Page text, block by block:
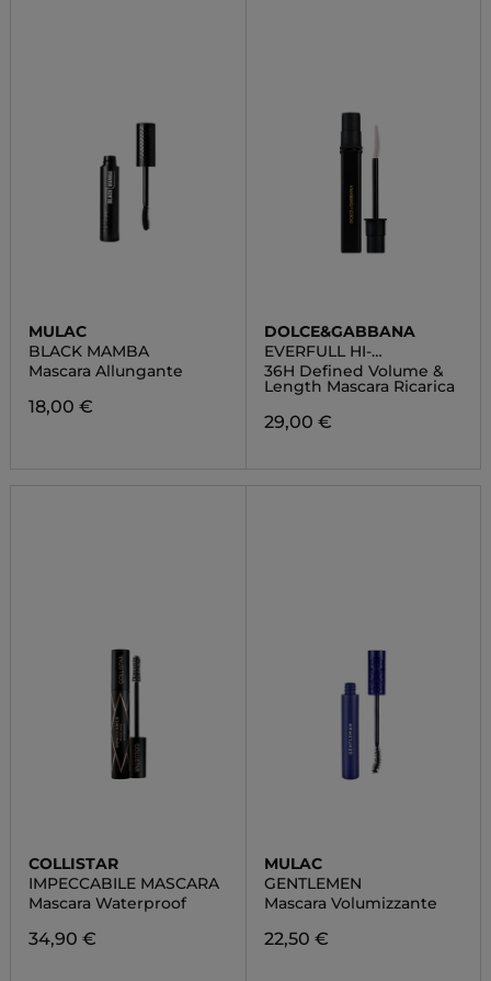
MULAC
BLACK MAMBA
Mascara Allungante
18,00 €
DOLCE&GABBANA
EVERFULL HI-
DEFINITION REFILL
MASCARA
36H Defined Volume &
Length Mascara Ricarica
29,00 €
COLLISTAR
IMPECCABILE MASCARA
Mascara Waterproof
34,90 €
MULAC
GENTLEMEN
Mascara Volumizzante
22,50 €